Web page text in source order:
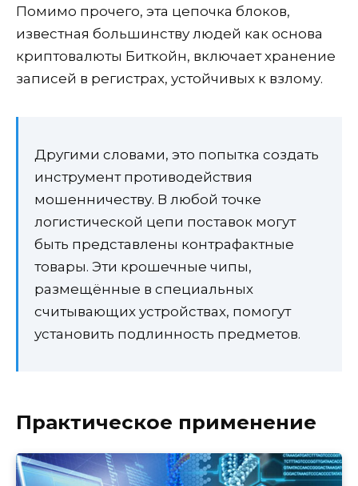
Помимо прочего, эта цепочка блоков,
известная большинству людей как основа
криптовалюты Биткойн, включает хранение
записей в регистрах, устойчивых к взлому.
Другими словами, это попытка создать
инструмент противодействия
мошенничеству. В любой точке
логистической цепи поставок могут
быть представлены контрафактные
товары. Эти крошечные чипы,
размещённые в специальных
считывающих устройствах, помогут
установить подлинность предметов.
Практическое применение